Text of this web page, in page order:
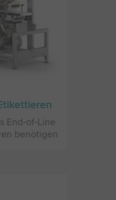
End-of-Line
benötigen